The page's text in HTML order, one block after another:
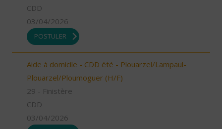
CDD
03/04/2026
POSTULER
Aide à domicile - CDD été - Plouarzel/Lampaul-
Plouarzel/Ploumoguer (H/F)
29 - Finistère
CDD
03/04/2026